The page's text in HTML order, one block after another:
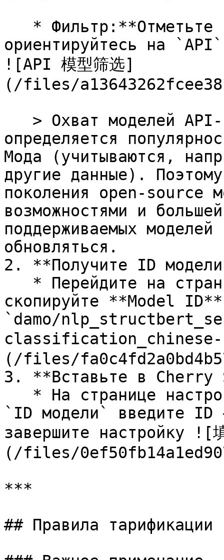
ориентируйтесь на
![API 模型筛选]
(/files/
определяется
Модa (учитываются,
другие данные).
поколения open-source
возможностями и
поддерживаемых
обновляться.
2. **Получите ID
скопируйте **Model
`damo/
(/files/
3. **Вставьте в Cherry
`ID модели` введите ID
завершите настройку ![
(/files/
***
## Правила тарификации